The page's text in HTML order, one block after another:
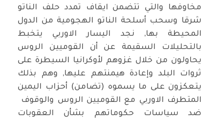
مخاوفها والتي تتضمن ايقاف تمدد حلف الناتو
شرقا وسحب أسلحة الناتو الهجومية من الدول
المحيطة بها, نجد اليسار الاوربي يتخبط
بالتحليلات السقيمة عن أن القوميين الروس
يحاولون من خلال غزوهم لأوكرانيا السيطرة على
ثروات البلد وإعادة هيمنتهم عليها, وهم بذلك
يتعكزون على ما يسموه (تضامن) أحزاب اليمين
المتطرف الاوربي مع القوميين الروس والوقوف
ضد سياسات حكوماتهم بشأن العقوبات